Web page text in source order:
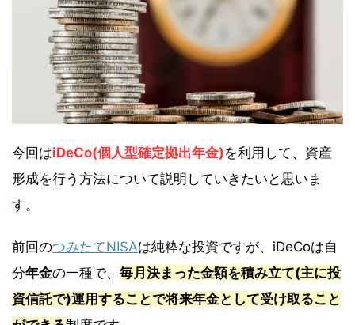
今回はiDeCo(個人型確定拠出年金)を利用して、資産
形成を行う方法について説明していきたいと思いま
す。
前回のつみたてNISAは純粋な投資ですが、iDeCoは自
分年金の一種で、 毎月決まった金額を積み立て(主に投
資信託で)運用することで将来年金として受け取ること